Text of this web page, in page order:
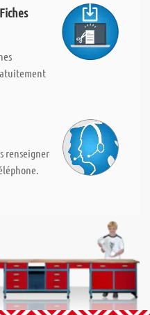
renseigner